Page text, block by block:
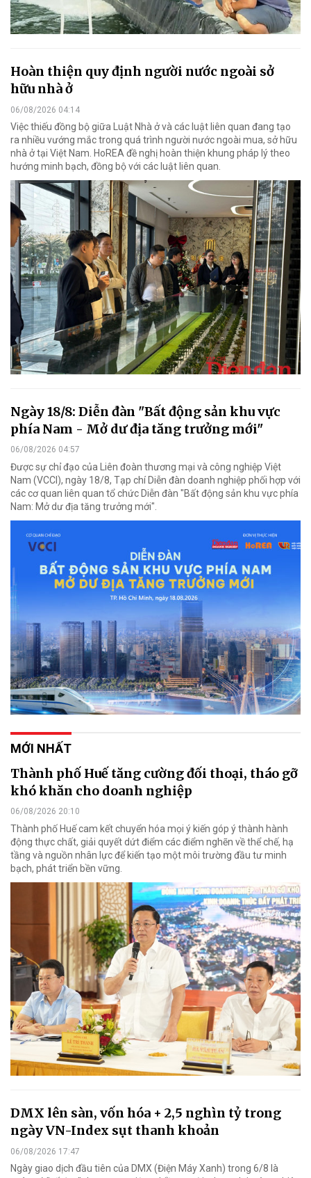
Hoàn thiện quy định người nước ngoài sở
hữu nhà ở
06/08/2026 04:14
Việc thiếu đồng bộ giữa Luật Nhà ở và các luật liên quan đang tạo
ra nhiều vướng mắc trong quá trình người nước ngoài mua, sở hữu
nhà ở tại Việt Nam. HoREA đề nghị hoàn thiện khung pháp lý theo
hướng minh bạch, đồng bộ với các luật liên quan.
Ngày 18/8: Diễn đàn "Bất động sản khu vực
phía Nam - Mở dư địa tăng trưởng mới"
06/08/2026 04:57
Được sự chỉ đạo của Liên đoàn thương mại và công nghiệp Việt
Nam (VCCI), ngày 18/8, Tạp chí Diễn đàn doanh nghiệp phối hợp với
các cơ quan liên quan tổ chức Diễn đàn "Bất động sản khu vực phía
Nam: Mở dư địa tăng trưởng mới".
MỚI NHẤT
Thành phố Huế tăng cường đối thoại, tháo gỡ
khó khăn cho doanh nghiệp
06/08/2026 20:10
Thành phố Huế cam kết chuyển hóa mọi ý kiến góp ý thành hành
động thực chất, giải quyết dứt điểm các điểm nghẽn về thể chế, hạ
tầng và nguồn nhân lực để kiến tạo một môi trường đầu tư minh
bạch, phát triển bền vững.
DMX lên sàn, vốn hóa + 2,5 nghìn tỷ trong
ngày VN-Index sụt thanh khoản
06/08/2026 17:47
Ngày giao dịch đầu tiên của DMX (Điện Máy Xanh) trong 6/8 là